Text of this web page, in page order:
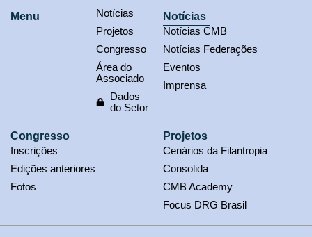
Menu
Notícias
Projetos
Congresso
Área do
Associado
Dados
do Setor
Notícias
Notícias CMB
Notícias Federações
Eventos
Imprensa
Congresso
Inscrições
Edições anteriores
Fotos
Projetos
Cenários da Filantropia
Consolida
CMB Academy
Focus DRG Brasil